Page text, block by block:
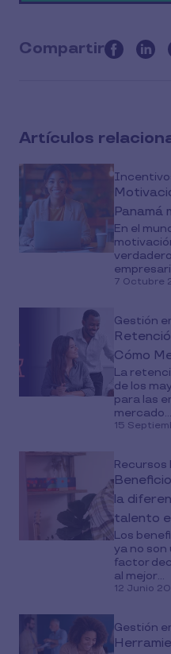
Compartir
this
media
Artículos
Panamá
En el
7 Octubre
Gestión
Cómo
La
de los
para las
mercado...
15
Recursos
la
talento
Los
ya no son
factor
al mejor...
12 Junio
Gestión